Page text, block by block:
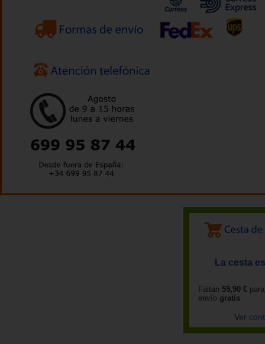
La cesta
Faltan 59,90 €
envío gratis
Ver